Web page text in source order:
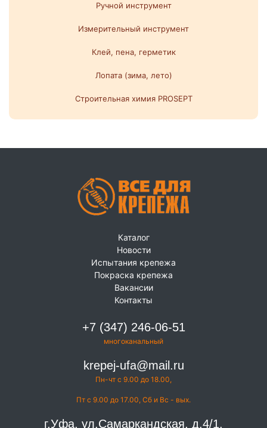
Ручной инструмент
Измерительный инструмент
Клей, пена, герметик
Лопата (зима, лето)
Строительная химия PROSEPT
Каталог
Новости
Испытания крепежа
Покраска крепежа
Вакансии
Контакты
+7 (347) 246-06-51
многоканальный
krepej-ufa@mail.ru
Пн-чт с 9.00 до 18.00,
Пт с 9.00 до 17.00, Сб и Вс - вых.
г.Уфа, ул.Самаркандская, д.4/1.